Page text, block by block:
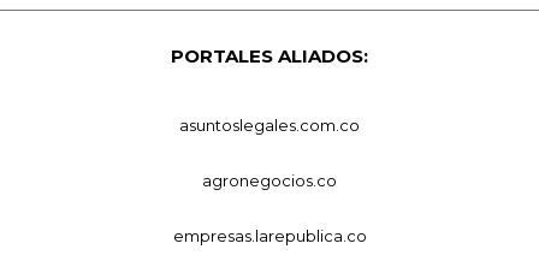
PORTALES ALIADOS:
asuntoslegales.com.co
agronegocios.co
empresas.larepublica.co